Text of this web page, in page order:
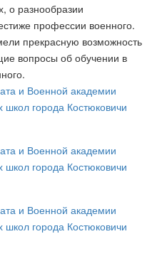
о разнообразии
профессии военного.
прекрасную возможность
вопросы об обучении в